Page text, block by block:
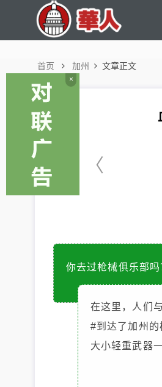
首页 加州 文章正文
〈
你去过枪械俱乐部吗
在这里，人们
#到达了加州
大小轻重武器
×